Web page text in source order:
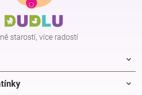
starostí, více radostí